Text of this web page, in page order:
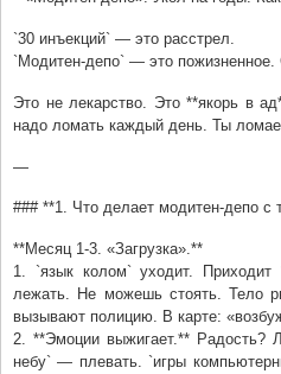
`30 инъекций` — это расстрел.
`Модитен-депо` — это пожизненное.
Это не лекарство. Это **якорь в
надо ломать каждый день. Ты
—
### **1. Что делает модитен-депо
**Месяц 1-3. «Загрузка».**
1. `язык колом` уходит.
лежать. Не можешь стоять. Тело
вызывают полицию. В карте:
2. **Эмоции выжигает.** Радость?
небу` — плевать. `игры